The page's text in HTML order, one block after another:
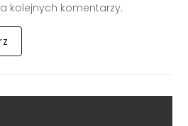
kolejnych komentarzy.